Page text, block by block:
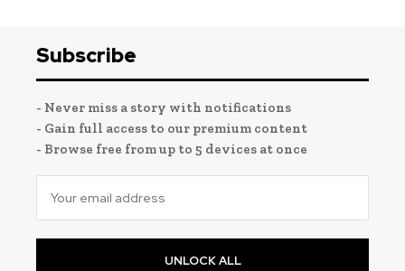
Subscribe
- Never miss a story with notifications
- Gain full access to our premium content
- Browse free from up to 5 devices at once
UNLOCK ALL